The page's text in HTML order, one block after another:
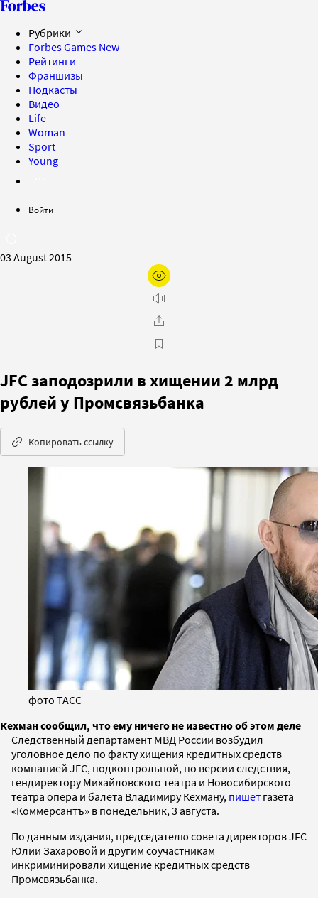
Рубрики
Forbes Games New
Рейтинги
Франшизы
Подкасты
Видео
Life
Woman
Sport
Young
Войти
03 August 2015
JFC заподозрили в хищении 2 млрд
рублей у Промсвязьбанка
Копировать ссылку
фото ТАСС
Кехман сообщил, что ему ничего не известно об этом деле
Следственный департамент МВД России возбудил
уголовное дело по факту хищения кредитных средств
компанией JFC, подконтрольной, по версии следствия,
гендиректору Михайловского театра и Новосибирского
театра опера и балета Владимиру Кехману, пишет газета
«Коммерсантъ» в понедельник, 3 августа.
По данным издания, председателю совета директоров JFC
Юлии Захаровой и другим соучастникам
инкриминировали хищение кредитных средств
Промсвязьбанка.